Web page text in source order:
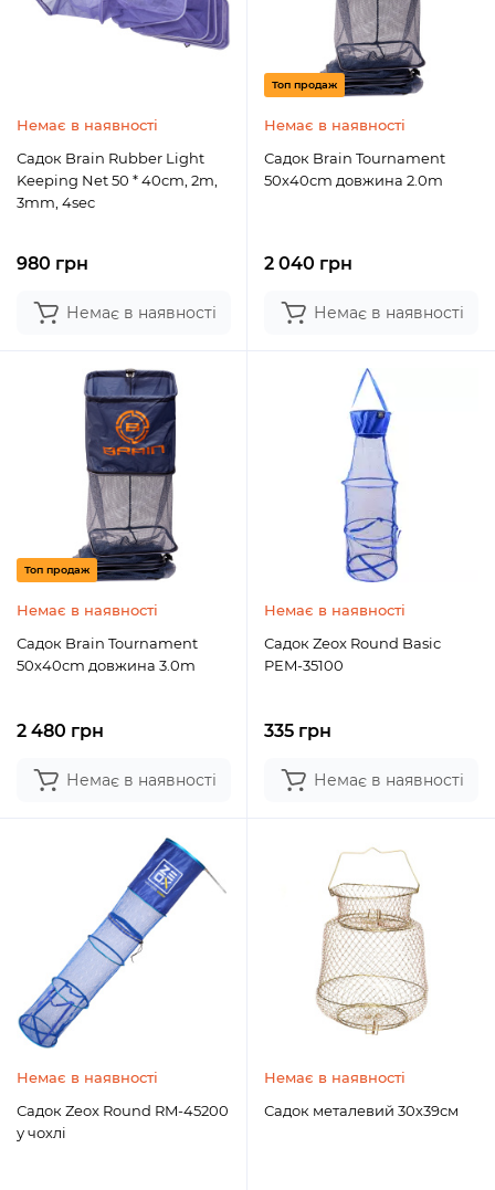
Немає в наявності
Садок Brain Rubber Light
Keeping Net 50 * 40cm, 2m,
3mm, 4sec
980 грн
Немає в наявності
Топ продаж
Немає в наявності
Садок Brain Tournament
50х40cm довжина 2.0m
2 040 грн
Немає в наявності
Топ продаж
Немає в наявності
Садок Brain Tournament
50х40cm довжина 3.0m
2 480 грн
Немає в наявності
Немає в наявності
Садок Zeox Round Basic
PEM-35100
335 грн
Немає в наявності
Немає в наявності
Садок Zeox Round RM-45200
у чохлі
Немає в наявності
Садок металевий 30х39см